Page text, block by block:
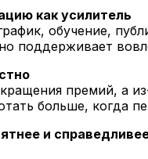
как усилитель
обучение,
поддерживает
премий, а
больше, когда
и